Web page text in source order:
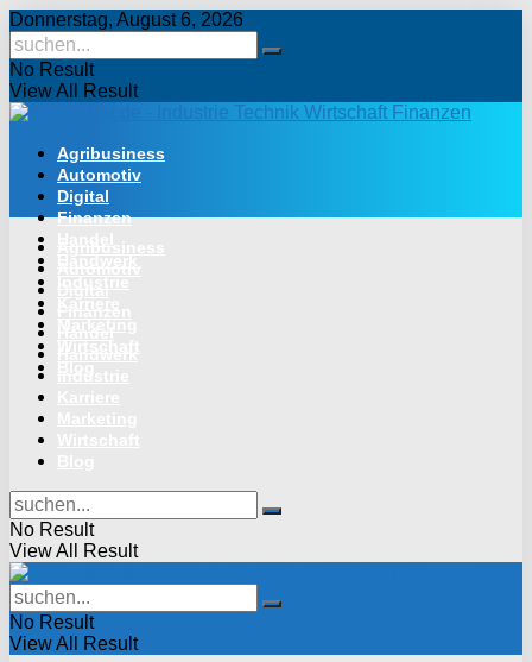
Donnerstag, August 6, 2026
No Result
View All Result
Agribusiness
Automotiv
Digital
Finanzen
No Result
View All Result
No Result
View All Result